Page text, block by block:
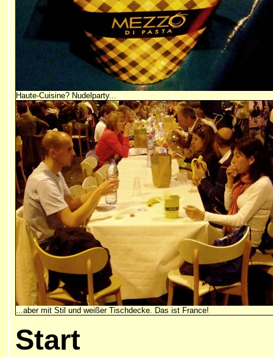
Haute-Cuisine? Nudelparty...
...aber mit Stil und weißer Tischdecke. Das ist France!
Start